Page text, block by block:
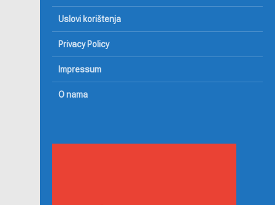
Uslovi korištenja
Privacy Policy
Impressum
O nama